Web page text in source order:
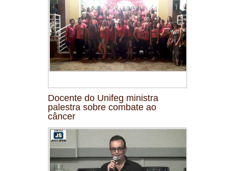
Docente do Unifeg ministra
palestra sobre combate ao
câncer